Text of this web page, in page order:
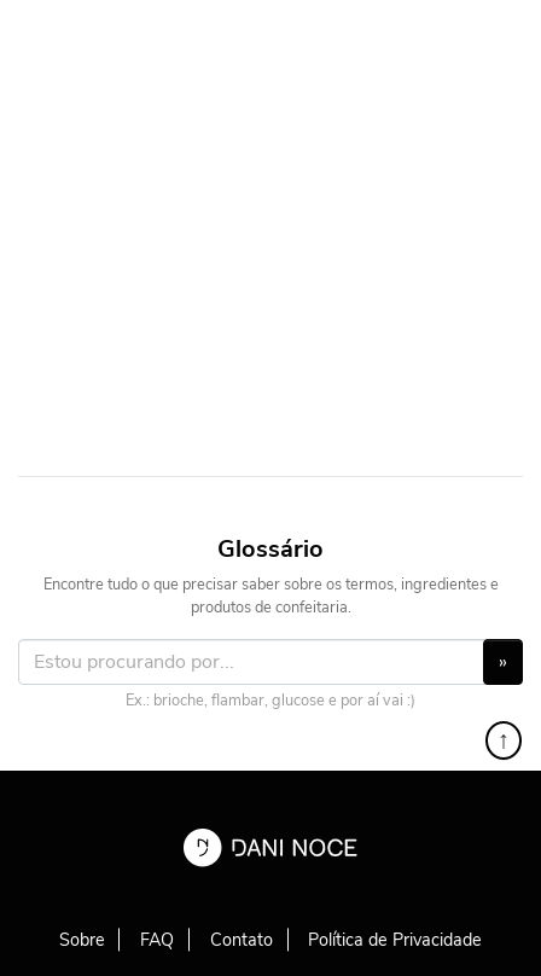
Glossário
Encontre tudo o que precisar saber sobre os termos, ingredientes e
produtos de confeitaria.
»
Ex.: brioche, flambar, glucose e por aí vai :)
↑
Sobre FAQ Contato Política de Privacidade